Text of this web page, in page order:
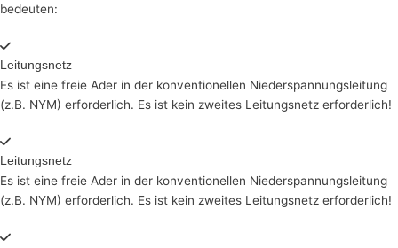
bedeuten:
Leitungsnetz
Es ist eine freie Ader in der konventionellen Nieder­spannungsleitung
(z.B. NYM) erforderlich. Es ist kein zweites Leitungsnetz erforderlich!
Leitungsnetz
Es ist eine freie Ader in der konventionellen Nieder­spannungsleitung
(z.B. NYM) erforderlich. Es ist kein zweites Leitungsnetz erforderlich!